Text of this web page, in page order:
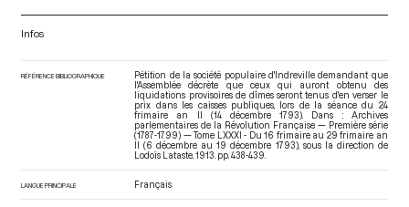
Infos
RÉFÉRENCE BIBLIOGRAPHIQUE
Pétition de la société populaire d'Indreville demandant que
l'Assemblée décrète que ceux qui auront obtenu des
liquidations provisoires de dîmes seront tenus d'en verser le
prix dans les caisses publiques, lors de la séance du 24
frimaire an II (14 décembre 1793). Dans : Archives
parlementaires de la Révolution Française — Première série
(1787-1799) — Tome LXXXI - Du 16 frimaire au 29 frimaire an
II (6 décembre au 19 décembre 1793), sous la direction de
Lodoïs Lataste. 1913. pp. 438-439.
LANGUE PRINCIPALE Français